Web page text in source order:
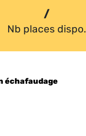
/
Nb places dispo.
échafaudage